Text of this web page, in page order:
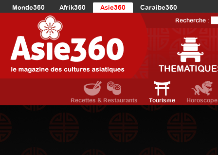
Monde360 Afrik360 Asie360
Caraibe360
Europe360
AmériqueDuNord360
Océanie360
Recherche :
Recettes & Restaurants Tourisme Horoscope